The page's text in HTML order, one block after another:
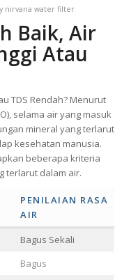
nirvana water filter
Baik, Air
Atau
TDS Rendah? Menurut
selama air yang masuk
mineral yang terlarut
kesehatan manusia.
beberapa kriteria
terlarut dalam air.
PENILAIAN RASA
AIR
Bagus Sekali
Bagus